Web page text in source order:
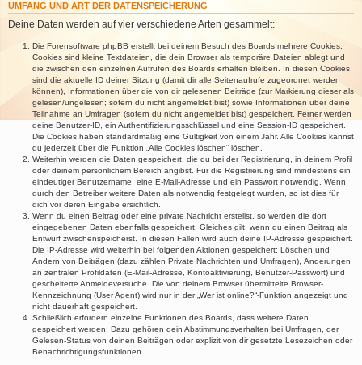
UMFANG UND ART DER DATENSPEICHERUNG
Deine Daten werden auf vier verschiedene Arten gesammelt:
Die Forensoftware phpBB erstellt bei deinem Besuch des Boards mehrere Cookies.
Cookies sind kleine Textdateien, die dein Browser als temporäre Dateien ablegt und
die zwischen den einzelnen Aufrufen des Boards erhalten bleiben. In diesen Cookies
sind die aktuelle ID deiner Sitzung (damit dir alle Seitenaufrufe zugeordnet werden
können), Informationen über die von dir gelesenen Beiträge (zur Markierung dieser als
gelesen/ungelesen; sofern du nicht angemeldet bist) sowie Informationen über deine
Teilnahme an Umfragen (sofern du nicht angemeldet bist) gespeichert. Ferner werden
deine Benutzer-ID, ein Authentifizierungsschlüssel und eine Session-ID gespeichert.
Die Cookies haben standardmäßig eine Gültigkeit von einem Jahr. Alle Cookies kannst
du jederzeit über die Funktion „Alle Cookies löschen“ löschen.
Weiterhin werden die Daten gespeichert, die du bei der Registrierung, in deinem Profil
oder deinem persönlichem Bereich angibst. Für die Registrierung sind mindestens ein
eindeutiger Benutzername, eine E-Mail-Adresse und ein Passwort notwendig. Wenn
durch den Betreiber weitere Daten als notwendig festgelegt wurden, so ist dies für
dich vor deren Eingabe ersichtlich.
Wenn du einen Beitrag oder eine private Nachricht erstellst, so werden die dort
eingegebenen Daten ebenfalls gespeichert. Gleiches gilt, wenn du einen Beitrag als
Entwurf zwischenspeicherst. In diesen Fällen wird auch deine IP-Adresse gespeichert.
Die IP-Adresse wird weiterhin bei folgenden Aktionen gespeichert: Löschen und
Ändern von Beiträgen (dazu zählen Private Nachrichten und Umfragen), Änderungen
an zentralen Profildaten (E-Mail-Adresse, Kontoaktivierung, Benutzer-Passwort) und
gescheiterte Anmeldeversuche. Die von deinem Browser übermittelte Browser-
Kennzeichnung (User Agent) wird nur in der „Wer ist online?“-Funktion angezeigt und
nicht dauerhaft gespeichert.
Schließlich erfordern einzelne Funktionen des Boards, dass weitere Daten
gespeichert werden. Dazu gehören dein Abstimmungsverhalten bei Umfragen, der
Gelesen-Status von deinen Beiträgen oder explizit von dir gesetzte Lesezeichen oder
Benachrichtigungsfunktionen.